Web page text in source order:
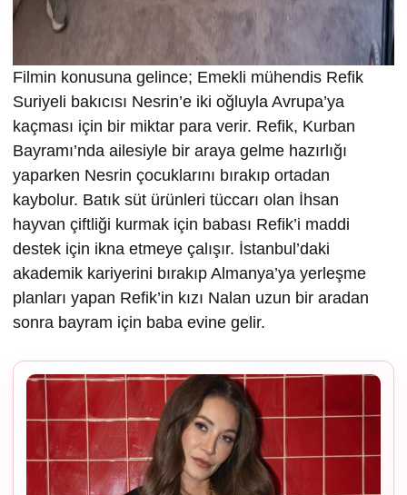
Filmin konusuna gelince; Emekli mühendis Refik
Suriyeli bakıcısı Nesrin’e iki oğluyla Avrupa’ya
kaçması için bir miktar para verir. Refik, Kurban
Bayramı’nda ailesiyle bir araya gelme hazırlığı
yaparken Nesrin çocuklarını bırakıp ortadan
kaybolur. Batık süt ürünleri tüccarı olan İhsan
hayvan çiftliği kurmak için babası Refik’i maddi
destek için ikna etmeye çalışır. İstanbul’daki
akademik kariyerini bırakıp Almanya’ya yerleşme
planları yapan Refik’in kızı Nalan uzun bir aradan
sonra bayram için baba evine gelir.